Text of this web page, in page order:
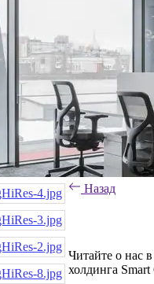
Назад
Читайте о нас в
холдинга Smart